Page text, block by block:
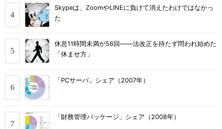
Skypeは、ZoomやLINEに負けて消えたわけではなかっ
た
休息11時間未満が56回――法改正を待たず問われ始めた
「休ませ方」
「PCサーバ」シェア（2007年）
「財務管理パッケージ」シェア（2008年）